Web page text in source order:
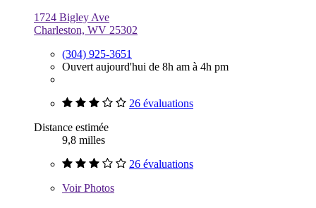
1724 Bigley Ave
Charleston, WV 25302
(304) 925-3651
Ouvert aujourd'hui de 8h am à 4h pm
26 évaluations
Distance estimée
9,8 milles
26 évaluations
VoirPhotos